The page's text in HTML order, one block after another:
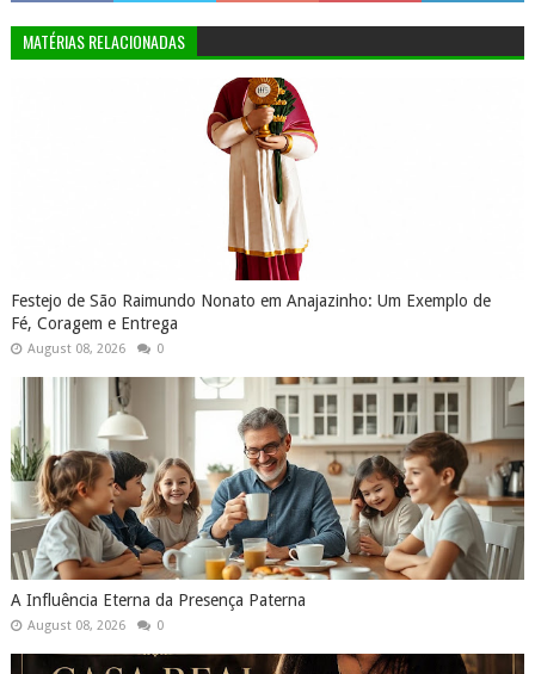
MATÉRIAS RELACIONADAS
Festejo de São Raimundo Nonato em Anajazinho: Um Exemplo de
Fé, Coragem e Entrega
August 08, 2026 0
A Influência Eterna da Presença Paterna
August 08, 2026 0